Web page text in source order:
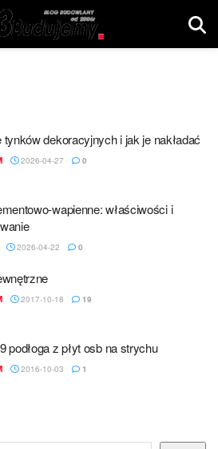
tynków dekoracyjnych i jak je nakładać
2026-04-27 0
wapienne: właściwości i
2026-04-22 0
2017-10-18 19
podłoga z płyt osb na strychu
2016-10-03 1